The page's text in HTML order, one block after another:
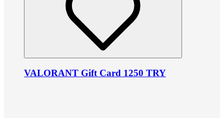
VALORANT Gift Card 1250 TRY